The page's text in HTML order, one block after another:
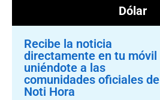
Dólar
Recibe la noticia
directamente en tu móvil
uniéndote a las
comunidades oficiales de
Noti Hora